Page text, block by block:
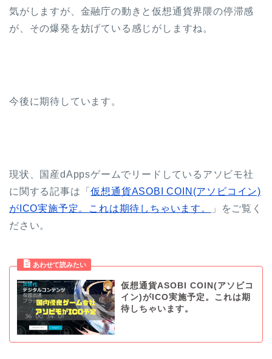
気がしますが、金融庁の動きと仮想通貨界隈の停滞感
が、その爆発を妨げている感じがしますね。
今後に期待しています。
現状、国産dAppsゲームでリードしているアソビモ社
に関する記事は「仮想通貨ASOBI COIN(アソビコイン)
がICO実施予定。これは期待しちゃいます。
」をご覧く
ださい。
仮想通貨ASOBI COIN(アソビコ
イン)がICO実施予定。これは期
待しちゃいます。